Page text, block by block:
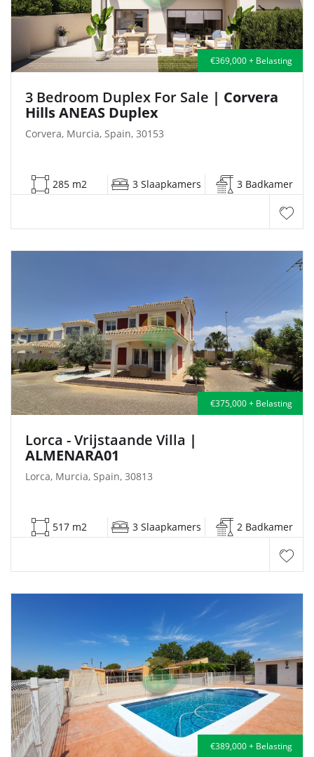
€369,000 + Belasting
3 Bedroom Duplex For Sale | Corvera
Hills ANEAS Duplex
Corvera, Murcia, Spain, 30153
285 m2 3 Slaapkamers 3 Badkamer
€375,000 + Belasting
Lorca - Vrijstaande Villa |
ALMENARA01
Lorca, Murcia, Spain, 30813
517 m2 3 Slaapkamers 2 Badkamer
€389,000 + Belasting